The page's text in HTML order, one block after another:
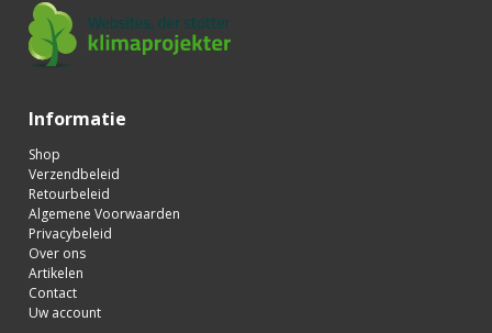
Informatie
Shop
Verzendbeleid
Retourbeleid
Algemene Voorwaarden
Privacybeleid
Over ons
Artikelen
Contact
Uw account